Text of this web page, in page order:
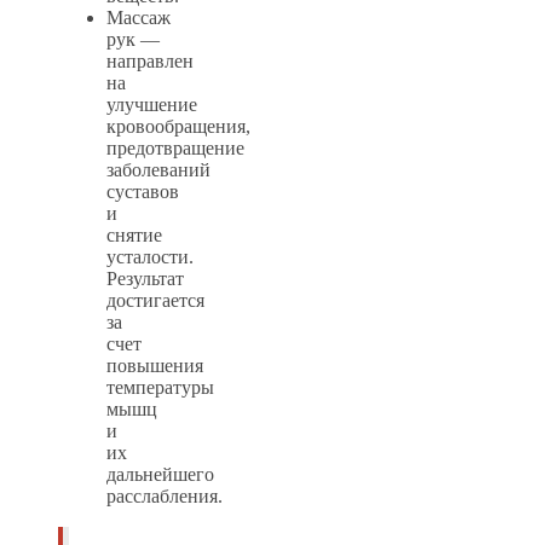
Массаж
рук —
направлен
на
улучшение
кровообращения,
предотвращение
заболеваний
суставов
и
снятие
усталости.
Результат
достигается
за
счет
повышения
температуры
мышц
и
их
дальнейшего
расслабления.